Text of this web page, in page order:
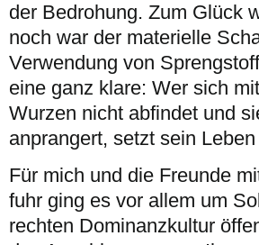
der Bedrohung. Zum Glück
noch war der materielle
Verwendung von
eine ganz klare: Wer sich
Wurzen nicht abfindet und
anprangert, setzt sein
Für mich und die Freunde
fuhr ging es vor allem um
rechten Dominanzkultur